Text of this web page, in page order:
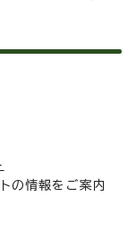
の情報をご案内